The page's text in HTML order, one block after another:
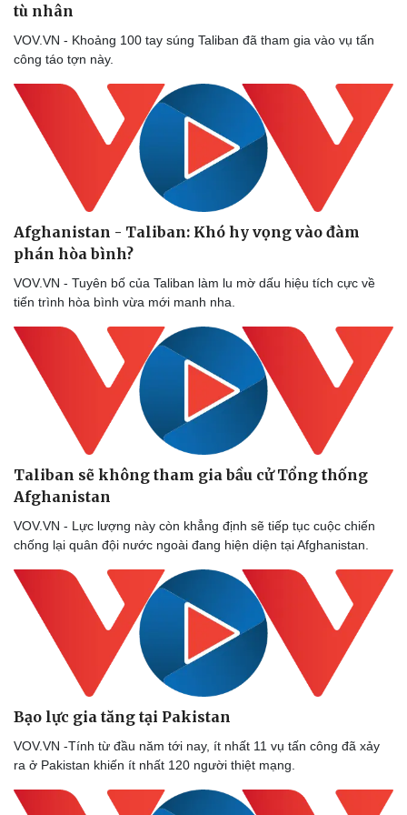
Thể thao
Bóng đá
Lịch thi đấu bóng đá
Ô tô - Xe máy
Ô tô
Xe máy
tù nhân
VOV.VN - Khoảng 100 tay súng Taliban đã tham gia vào vụ tấn
công táo tợn này.
Afghanistan - Taliban: Khó hy vọng vào đàm
phán hòa bình?
VOV.VN - Tuyên bố của Taliban làm lu mờ dấu hiệu tích cực về
tiến trình hòa bình vừa mới manh nha.
Taliban sẽ không tham gia bầu cử Tổng thống
Afghanistan
VOV.VN - Lực lượng này còn khẳng định sẽ tiếp tục cuộc chiến
chống lại quân đội nước ngoài đang hiện diện tại Afghanistan.
Bạo lực gia tăng tại Pakistan
VOV.VN -Tính từ đầu năm tới nay, ít nhất 11 vụ tấn công đã xảy
ra ở Pakistan khiến ít nhất 120 người thiệt mạng.